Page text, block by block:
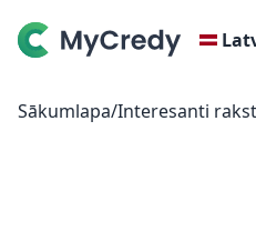
Sākumlapa/Interesanti